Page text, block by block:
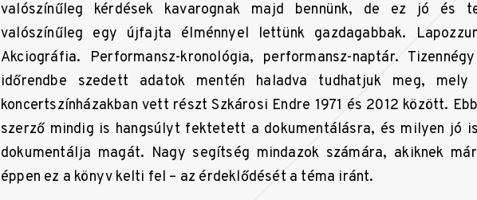
valószínűleg kérdések kavarognak majd bennünk, de ez jó és
valószínűleg egy újfajta élménnyel lettünk gazdagabbak.
Akciográfia. Performansz-kronológia, performansz-naptár.
időrendbe szedett adatok mentén haladva tudhatjuk meg, mely
koncertszínházakban vett részt Szkárosi Endre 1971 és 2012 között.
szerző mindig is hangsúlyt fektetett a dokumentálásra, és milyen jó
dokumentálja magát. Nagy segítség mindazok számára, akiknek
éppen ez a könyv kelti fel – az érdeklődését a téma iránt.